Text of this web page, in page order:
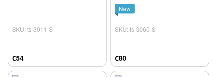
SKU: ts-3011-S
€54
New
SKU: ts-3060-S
€80